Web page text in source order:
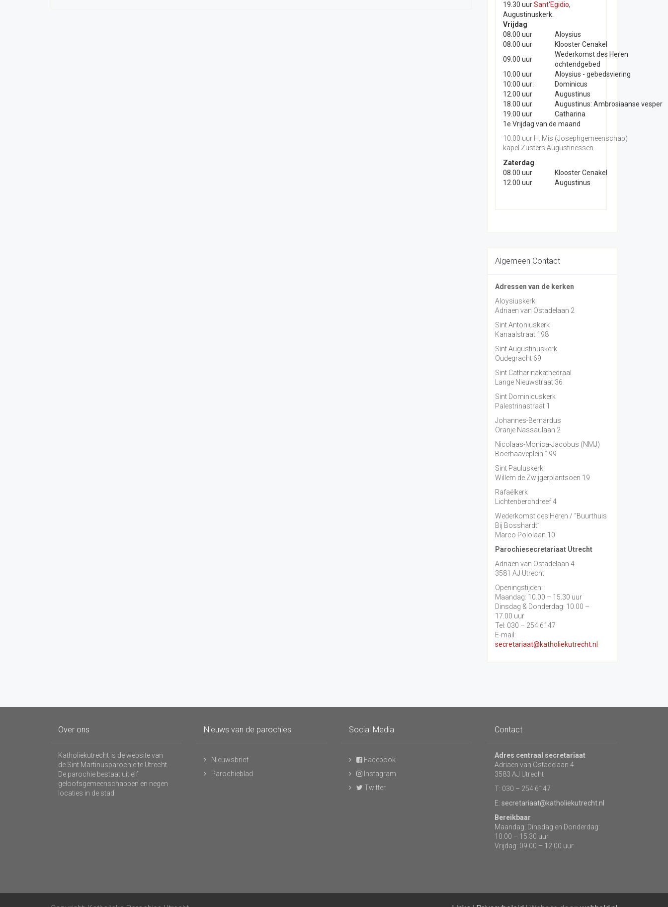
19.30 uurSant'Egidio,
Augustinuskerk.
Vrijdag
08.00 uur
Aloysius
08.00 uur
Klooster Cenakel
09.00 uur
Wederkomst des Heren
ochtendgebed
10.00 uur
Aloysius - gebedsviering
10:00 uur:
Dominicus
12.00 uur
Augustinus
18.00 uur
Augustinus: Ambrosiaanse vesper
19.00 uur
Catharina
1e Vrijdag van de maand
10.00 uur H. Mis (Josephgemeenschap)
kapel Zusters Augustinessen
Zaterdag
08.00 uur
Klooster Cenakel
12.00 uur
Augustinus
Algemeen Contact
Adressen van de kerken
Aloysiuskerk
Adriaen van Ostadelaan 2
Sint Antoniuskerk
Kanaalstraat 198
Sint Augustinuskerk
Oudegracht 69
Sint Catharinakathedraal
Lange Nieuwstraat 36
Sint Dominicuskerk
Palestrinastraat 1
Johannes-Bernardus
Oranje Nassaulaan 2
Nicolaas-Monica-Jacobus (NMJ)
Boerhaaveplein 199
Sint Pauluskerk
Willem de Zwijgerplantsoen 19
Rafaëlkerk
Lichtenberchdreef 4
Wederkomst des Heren / “Buurthuis
Bij Bosshardt”
Marco Pololaan 10
Parochiesecretariaat Utrecht
Adriaen van Ostadelaan 4
3581 AJ Utrecht
Openingstijden:
Maandag: 10.00 – 15.30 uur
Dinsdag & Donderdag: 10.00 –
17.00 uur
Tel: 030 – 254 6147
E-mail:
secretariaat@katholiekutrecht.nl
Over ons
Katholiekutrecht is de website van
de Sint Martinusparochie te Utrecht.
De parochie bestaat uit elf
geloofsgemeenschappen en negen
locaties in de stad.
Nieuws van de parochies
Nieuwsbrief
Parochieblad
Social Media
Facebook
Instagram
Twitter
Contact
Adres centraal secretariaat
Adriaen van Ostadelaan 4
3583 AJ Utrecht
T: 030 – 254 6147
E: secretariaat@katholiekutrecht.nl
Bereikbaar
Maandag, Dinsdag en Donderdag:
10.00 – 15.30 uur
Vrijdag: 09.00 – 12.00 uur